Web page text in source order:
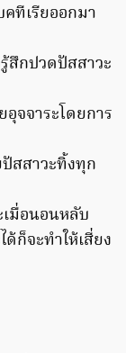
ทีเรียออกมา
สึกปวดปัสสาวะ
จจาระโดยการ
สสาวะทิ้งทุก
เมื่อนอนหลับ
ก็จะทำให้เสี่ยง